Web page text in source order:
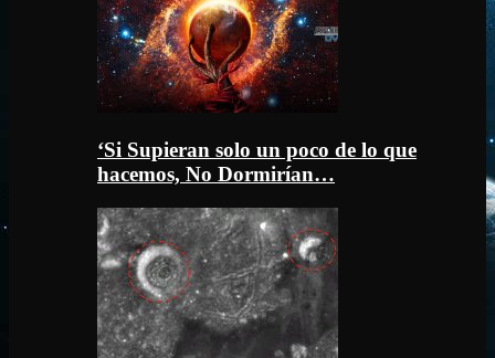
‘Si Supieran solo un poco de lo que
hacemos, No Dormirían…